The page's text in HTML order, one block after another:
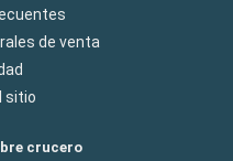
de venta
sitio
crucero